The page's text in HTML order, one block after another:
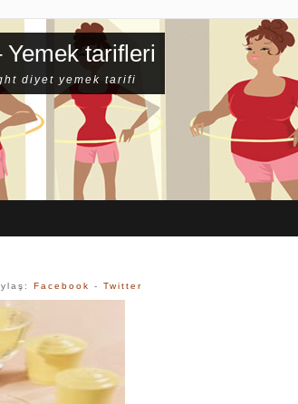
tarifleri
diyet yemek tarifi
Facebook - Twitter